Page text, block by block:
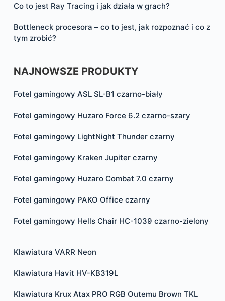
Co to jest Ray Tracing i jak działa w grach?
Bottleneck procesora – co to jest, jak rozpoznać i co z
tym zrobić?
NAJNOWSZE PRODUKTY
Fotel gamingowy ASL SL-B1 czarno-biały
Fotel gamingowy Huzaro Force 6.2 czarno-szary
Fotel gamingowy LightNight Thunder czarny
Fotel gamingowy Kraken Jupiter czarny
Fotel gamingowy Huzaro Combat 7.0 czarny
Fotel gamingowy PAKO Office czarny
Fotel gamingowy Hells Chair HC-1039 czarno-zielony
Klawiatura VARR Neon
Klawiatura Havit HV-KB319L
Klawiatura Krux Atax PRO RGB Outemu Brown TKL